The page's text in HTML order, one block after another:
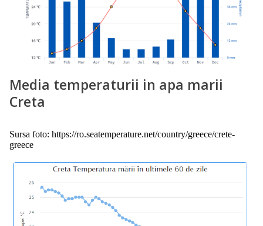
Media temperaturii in apa marii
Creta
Sursa foto: https://ro.seatemperature.net/country/greece/crete-
greece